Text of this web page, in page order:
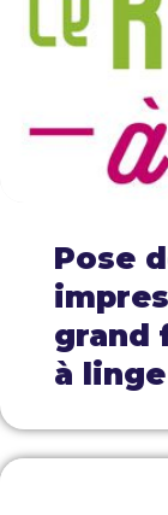
Pose
grand
à linge